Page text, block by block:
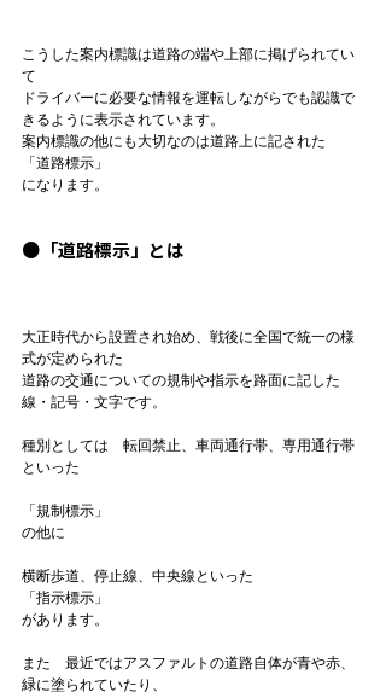
こうした案内標識は道路の端や上部に掲げられてい
て
ドライバーに必要な情報を運転しながらでも認識で
きるように表示されています。
案内標識の他にも大切なのは道路上に記された
「道路標示」
になります。
●「道路標示」とは
大正時代から設置され始め、戦後に全国で統一の様
式が定められた
道路の交通についての規制や指示を路面に記した
線・記号・文字です。
種別としては　転回禁止、車両通行帯、専用通行帯
「規制標示」
の他に
横断歩道、停止線、中央線といった
「指示標示」
があります。
また　最近ではアスファルトの道路自体が青や赤、
緑に塗られていたり、